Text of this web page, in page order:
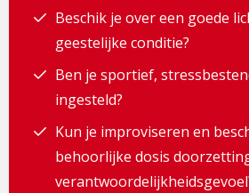
Beschik je over een goede
geestelijke conditie?
Ben je sportief,
ingesteld?
Kun je improviseren en
behoorlijke dosis